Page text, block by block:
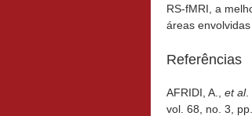
RS-fMRI, a
áreas
Referências
AFRIDI, A., et al.
vol. 68, no. 3,